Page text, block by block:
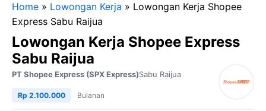
Home » Lowongan Kerja » Lowongan Kerja Shopee
Express Sabu Raijua
Lowongan Kerja Shopee Express
Sabu Raijua
PT Shopee Express (SPX Express)Sabu Raijua
Rp 2.100.000 Bulanan